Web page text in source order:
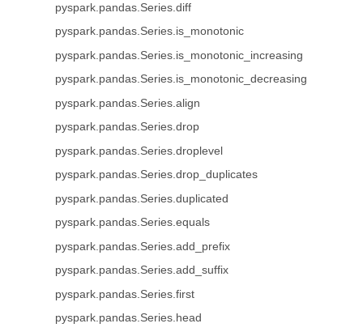
pyspark.pandas.Series.diff
pyspark.pandas.Series.is_monotonic
pyspark.pandas.Series.is_monotonic_increasing
pyspark.pandas.Series.is_monotonic_decreasing
pyspark.pandas.Series.align
pyspark.pandas.Series.drop
pyspark.pandas.Series.droplevel
pyspark.pandas.Series.drop_duplicates
pyspark.pandas.Series.duplicated
pyspark.pandas.Series.equals
pyspark.pandas.Series.add_prefix
pyspark.pandas.Series.add_suffix
pyspark.pandas.Series.first
pyspark.pandas.Series.head